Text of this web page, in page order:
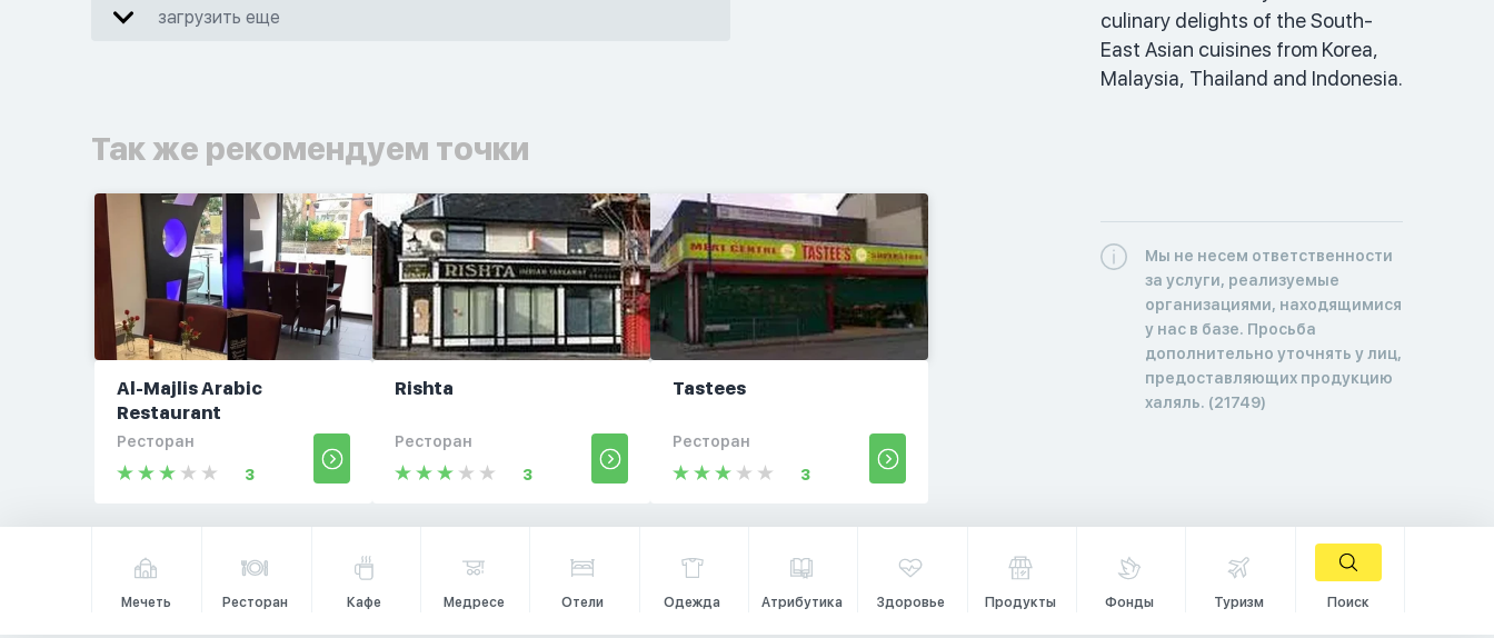
загрузить еще
Так же рекомендуем точки
Al-Majlis Arabic
Restaurant
Ресторан
3
Rishta
Ресторан
3
Tastees
Ресторан
3
culinary delights of the South-
East Asian cuisines from Korea,
Мы не несем ответственности
за услуги, реализуемые
организациями, находящимися
у нас в базе. Просьба
дополнительно уточнять у лиц,
предоставляющих продукцию
халяль. (21749)
Мечеть Ресторан Кафе Медресе Отели Одежда Атрибутика Здоровье Продукты Фонды Туризм Поиск